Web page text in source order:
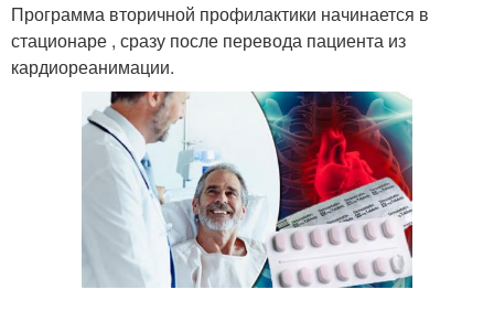
Программа вторичной профилактики начинается в
стационаре , сразу после перевода пациента из
кардиореанимации.